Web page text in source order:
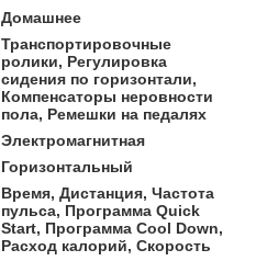
Домашнее
Транспортировочные
ролики, Регулировка
сидения по горизонтали,
Компенсаторы неровности
пола, Ремешки на педалях
Электромагнитная
Горизонтальный
Время, Дистанция, Частота
пульса, Программа Quick
Start, Программа Cool Down,
Расход калорий, Скорость